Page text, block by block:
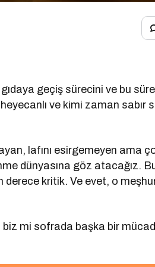
geçiş sürecini ve bu
ve kimi zaman sabır
lafını esirgemeyen ama
dünyasına göz atacağız.
derece kritik. Ve evet, o
mi sofrada başka bir